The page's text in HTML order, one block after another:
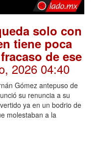
solo con
tiene poca
de ese
2026 04:40
Gómez antepuso de
su renuncia a su
ya en un bodrio de
molestaban a la